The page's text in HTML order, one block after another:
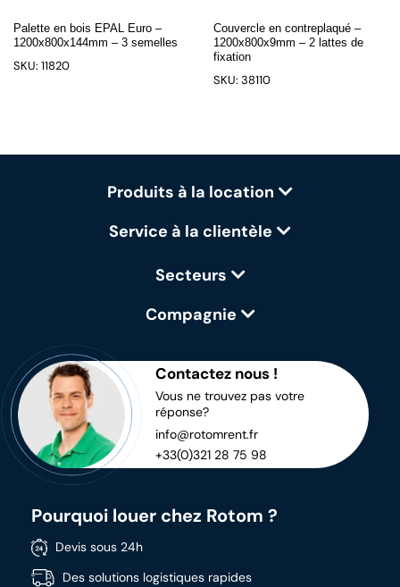
Palette en bois EPAL Euro –
1200x800x144mm – 3 semelles
SKU: 11820
Couvercle en contreplaqué –
1200x800x9mm – 2 lattes de
fixation
SKU: 38110
Produits à la location
Service à la clientèle
Secteurs
Compagnie
Contactez nous !
Vous ne trouvez pas votre
réponse?
info@rotomrent.fr
+33(0)321 28 75 98
Pourquoi louer chez Rotom ?
Devis sous 24h
Des solutions logistiques rapides